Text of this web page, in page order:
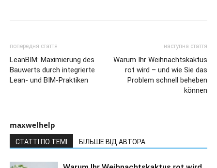
попередня стаття
LeanBIM: Maximierung des
Bauwerts durch integrierte
Lean- und BIM-Praktiken
наступна стаття
Warum Ihr Weihnachtskaktus
rot wird – und wie Sie das
Problem schnell beheben
können
maxwelhelp
СТАТТІ ПО ТЕМІ БІЛЬШЕ ВІД АВТОРА